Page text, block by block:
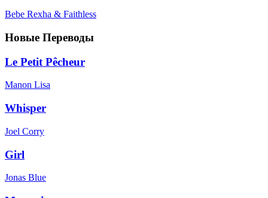
Bebe Rexha & Faithless
Новые Переводы
Le Petit Pêcheur
Manon Lisa
Whisper
Joel Corry
Girl
Jonas Blue